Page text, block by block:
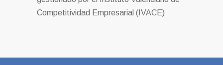
Competitividad Empresarial (IVACE)